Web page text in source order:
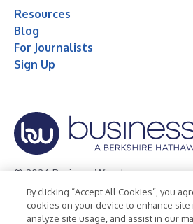
Resources
Blog
For Journalists
Sign Up
© 2026 Business Wire, Inc.
Privacy Policy Cookie Policy
Terms of Use
Legal
By clicking “Accept All Cookies”, you
cookies on your device to enhance site
analyze site usage, and assist in our